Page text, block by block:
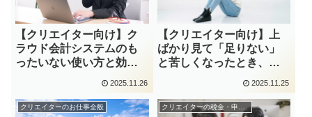
【クリエイター向け】ク
ラウド会計システムのも
ったいない使い方と効果
2025.11.26
【クリエイター向け】上
ばかり見て「足りない」
と苦しくなったとき、思
2025.11.25
クリエイターのお仕事全般